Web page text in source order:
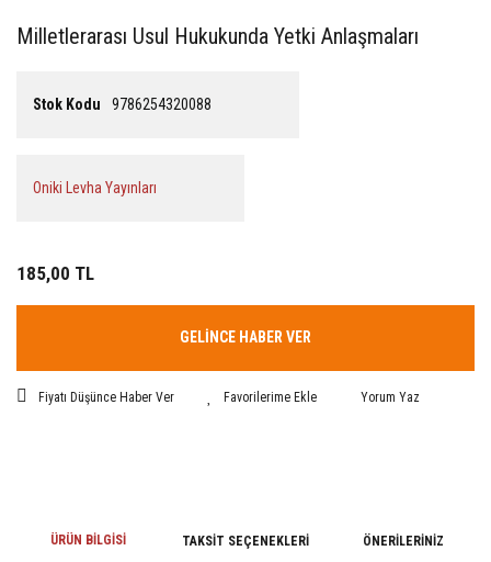
Milletlerarası Usul Hukukunda Yetki Anlaşmaları
Stok Kodu 9786254320088
Oniki Levha Yayınları
185,00 TL
GELİNCE HABER VER
Fiyatı Düşünce Haber Ver Yorum Yaz
ÜRÜN BILGISI TAKSIT SEÇENEKLERI ÖNERILERINIZ